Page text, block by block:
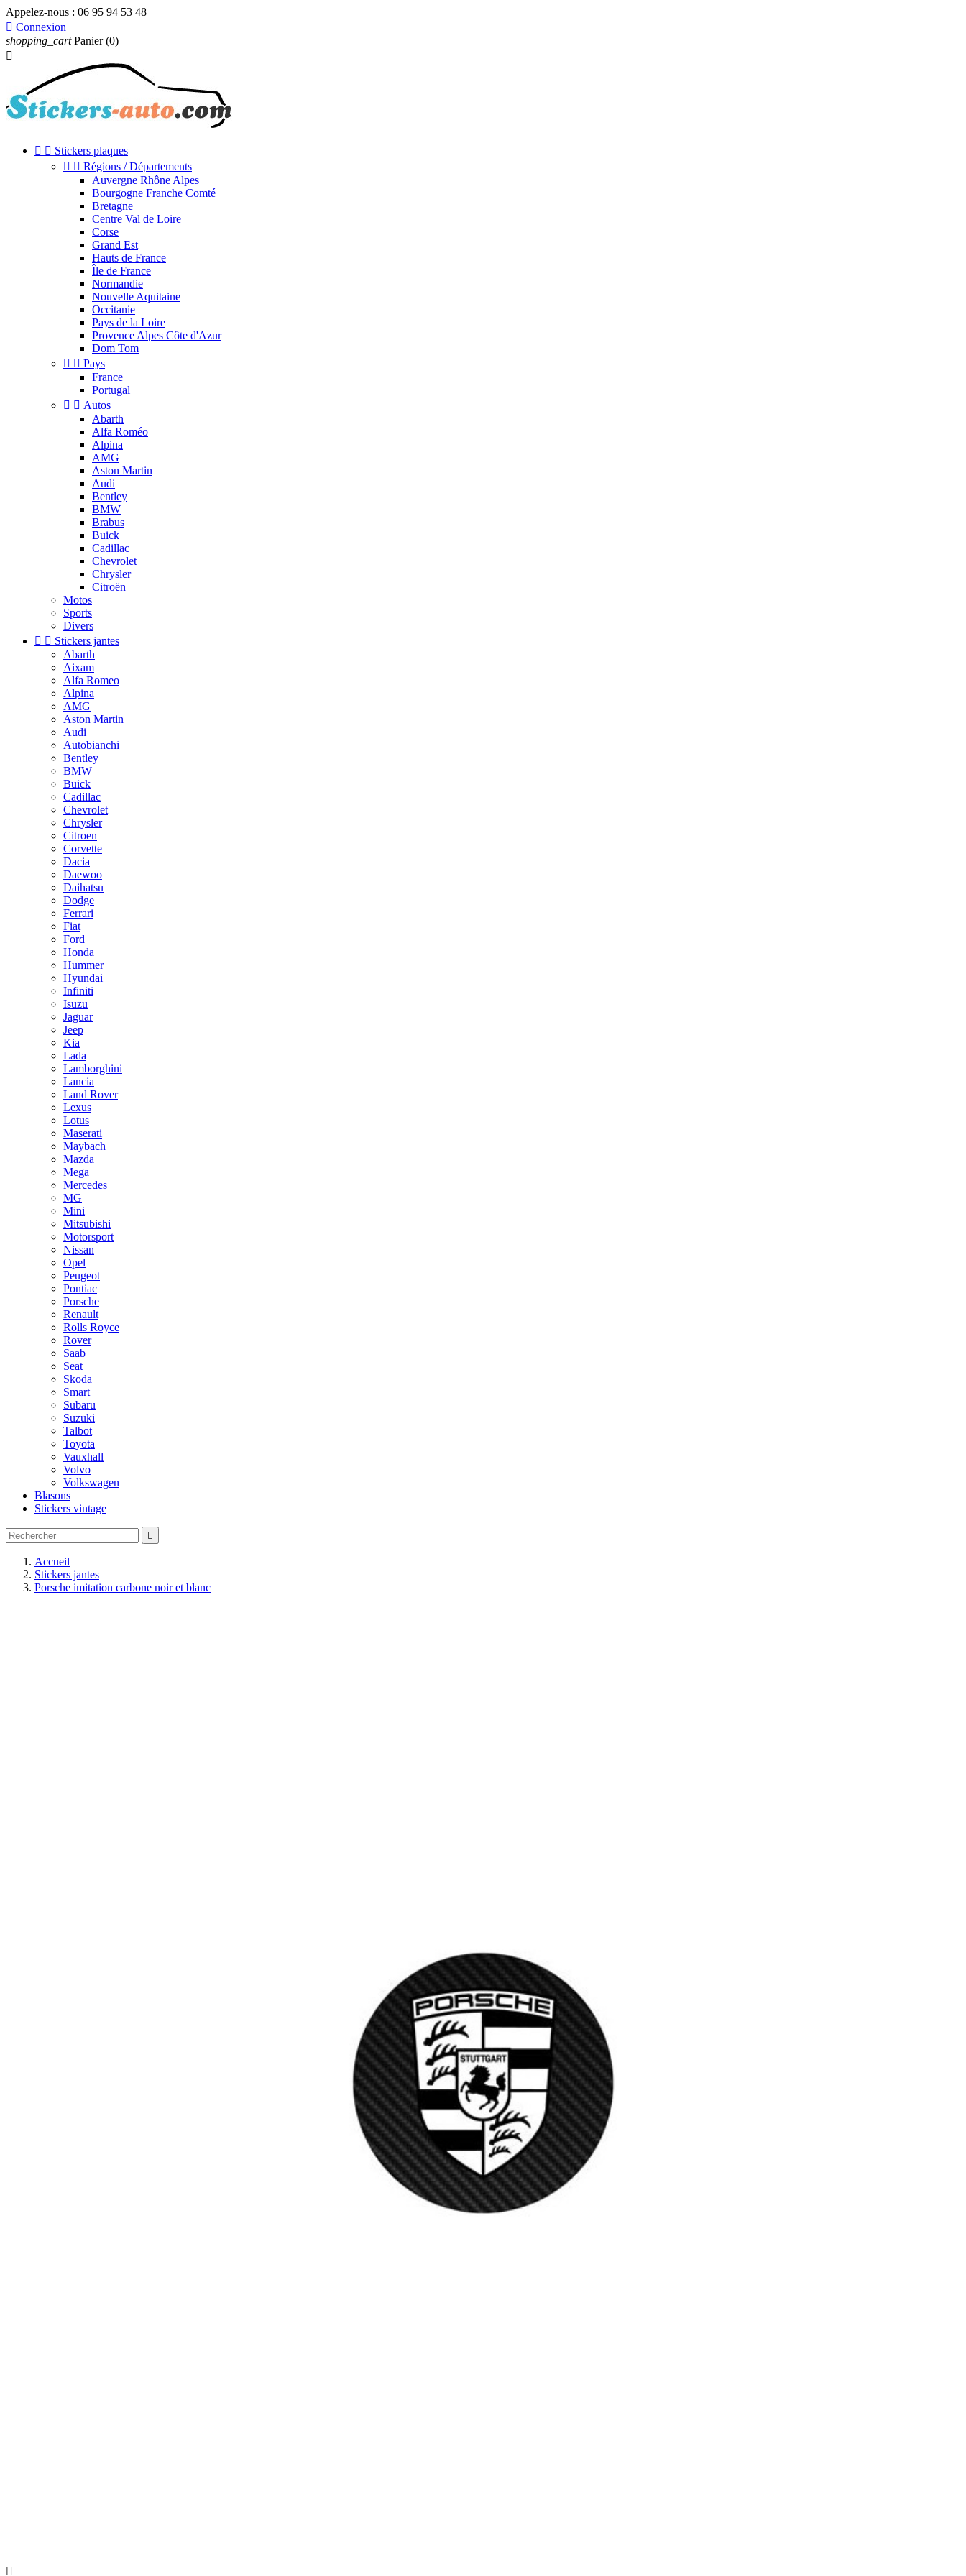
Appelez-nous : 06 95 94 53 48
 Connexion
shopping_cart Panier (0)

  Stickers plaques
  Régions / Départements
Auvergne Rhône Alpes
Bourgogne Franche Comté
Bretagne
Centre Val de Loire
Corse
Grand Est
Hauts de France
Île de France
Normandie
Nouvelle Aquitaine
Occitanie
Pays de la Loire
Provence Alpes Côte d'Azur
Dom Tom
  Pays
France
Portugal
  Autos
Abarth
Alfa Roméo
Alpina
AMG
Aston Martin
Audi
Bentley
BMW
Brabus
Buick
Cadillac
Chevrolet
Chrysler
Citroën
Motos
Sports
Divers
  Stickers jantes
Abarth
Aixam
Alfa Romeo
Alpina
AMG
Aston Martin
Audi
Autobianchi
Bentley
BMW
Buick
Cadillac
Chevrolet
Chrysler
Citroen
Corvette
Dacia
Daewoo
Daihatsu
Dodge
Ferrari
Fiat
Ford
Honda
Hummer
Hyundai
Infiniti
Isuzu
Jaguar
Jeep
Kia
Lada
Lamborghini
Lancia
Land Rover
Lexus
Lotus
Maserati
Maybach
Mazda
Mega
Mercedes
MG
Mini
Mitsubishi
Motorsport
Nissan
Opel
Peugeot
Pontiac
Porsche
Renault
Rolls Royce
Rover
Saab
Seat
Skoda
Smart
Subaru
Suzuki
Talbot
Toyota
Vauxhall
Volvo
Volkswagen
Blasons
Stickers vintage

Accueil
Stickers jantes
Porsche imitation carbone noir et blanc
